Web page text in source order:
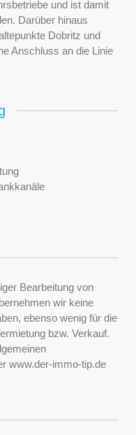
und ist damit
Darüber hinaus
Dobritz und
Anschluss an die Linie
Bearbeitung von
wir keine
ebenso wenig für die
bzw. Verkauf.
www.der-immo-tip.de